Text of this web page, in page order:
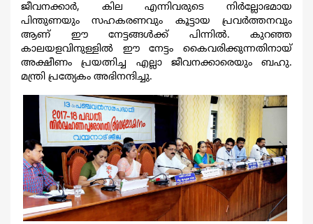
ജീവനക്കാർ, കില എന്നിവരുടെ നിർല്ലോഭമായ
പിന്തുണയും സഹകരണവും കൂട്ടായ പ്രവര്‍ത്തനവും
ആണ് ഈ നേട്ടങ്ങൾക്ക് പിന്നിൽ. കുറഞ്ഞ
കാലയളവിനുള്ളില്‍ ഈ നേട്ടം കൈവരിക്കുന്നതിനായ്
അക്ഷീണം പ്രയത്നിച്ച എല്ലാ ജീവനക്കാരെയും ബഹു.
മന്ത്രി പ്രത്യേകം അഭിനന്ദിച്ചു.